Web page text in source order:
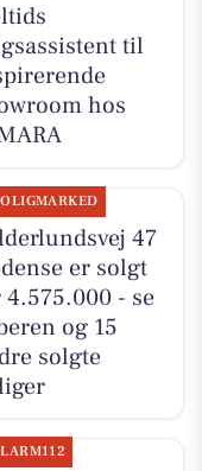
til
hos
47
er solgt
- se
og 15
solgte